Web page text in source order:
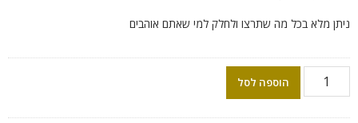
ניתן מלא בכל מה שתרצו ולחלק למי שאתם אוהבים
הוספה לסל